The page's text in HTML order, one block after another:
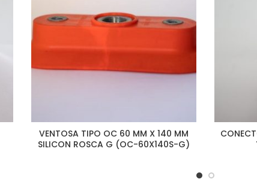
VENTOSA TIPO OC 60 MM X 140 MM
SILICON ROSCA G (OC-60X140S-G)